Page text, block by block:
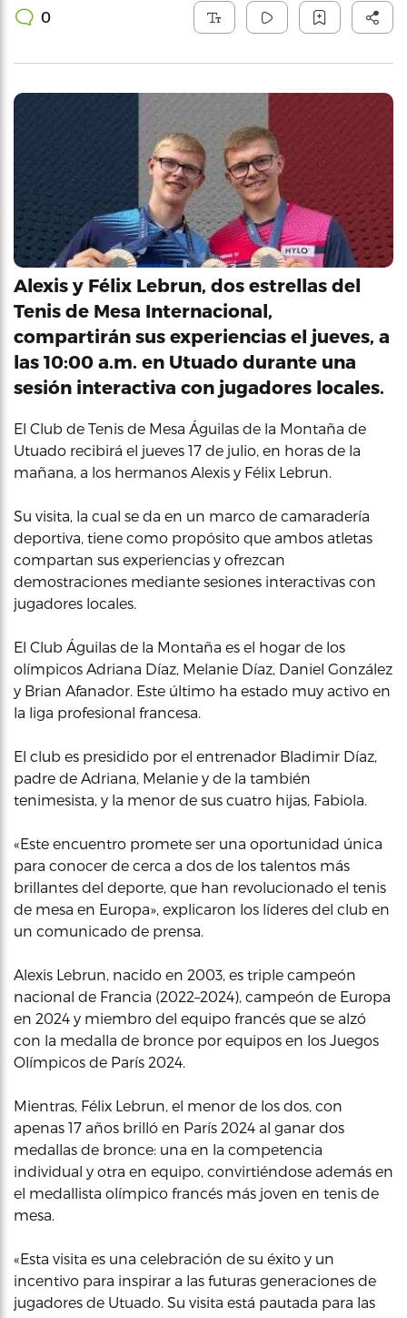
0
Alexis y Félix Lebrun, dos estrellas del
Tenis de Mesa Internacional,
compartirán sus experiencias el jueves, a
las 10:00 a.m. en Utuado durante una
sesión interactiva con jugadores locales.
El Club de Tenis de Mesa Águilas de la Montaña de
Utuado recibirá el jueves 17 de julio, en horas de la
mañana, a los hermanos Alexis y Félix Lebrun.
Su visita, la cual se da en un marco de camaradería
deportiva, tiene como propósito que ambos atletas
compartan sus experiencias y ofrezcan
demostraciones mediante sesiones interactivas con
jugadores locales.
El Club Águilas de la Montaña es el hogar de los
olímpicos Adriana Díaz, Melanie Díaz, Daniel González
y Brian Afanador. Este último ha estado muy activo en
la liga profesional francesa.
El club es presidido por el entrenador Bladimir Díaz,
padre de Adriana, Melanie y de la también
tenimesista, y la menor de sus cuatro hijas, Fabiola.
«Este encuentro promete ser una oportunidad única
para conocer de cerca a dos de los talentos más
brillantes del deporte, que han revolucionado el tenis
de mesa en Europa», explicaron los líderes del club en
un comunicado de prensa.
Alexis Lebrun, nacido en 2003, es triple campeón
nacional de Francia (2022–2024), campeón de Europa
en 2024 y miembro del equipo francés que se alzó
con la medalla de bronce por equipos en los Juegos
Olímpicos de París 2024.
Mientras, Félix Lebrun, el menor de los dos, con
apenas 17 años brilló en París 2024 al ganar dos
medallas de bronce: una en la competencia
individual y otra en equipo, convirtiéndose además en
el medallista olímpico francés más joven en tenis de
mesa.
«Esta visita es una celebración de su éxito y un
incentivo para inspirar a las futuras generaciones de
jugadores de Utuado. Su visita está pautada para las